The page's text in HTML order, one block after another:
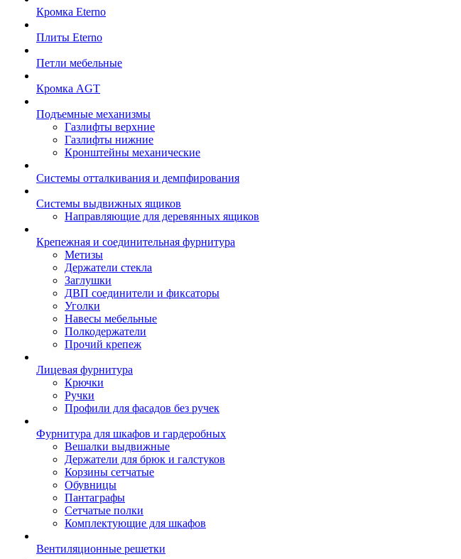
Кромка Eterno
Плиты Eterno
Петли мебельные
Кромка AGT
Подъемные механизмы
Газлифты верхние
Газлифты нижние
Кронштейны механические
Системы отталкивания и демпфирования
Системы выдвижных ящиков
Направляющие для деревянных ящиков
Крепежная и соединительная фурнитура
Метизы
Держатели стекла
Заглушки
ДВП соединители и фиксаторы
Уголки
Навесы мебельные
Полкодержатели
Прочий крепеж
Лицевая фурнитура
Крючки
Ручки
Профили для фасадов без ручек
Фурнитура для шкафов и гардеробных
Вешалки выдвижные
Держатели для брюк и галстуков
Корзины сетчатые
Обувницы
Пантаграфы
Сетчатые полки
Комплектующие для шкафов
Вентиляционные решетки